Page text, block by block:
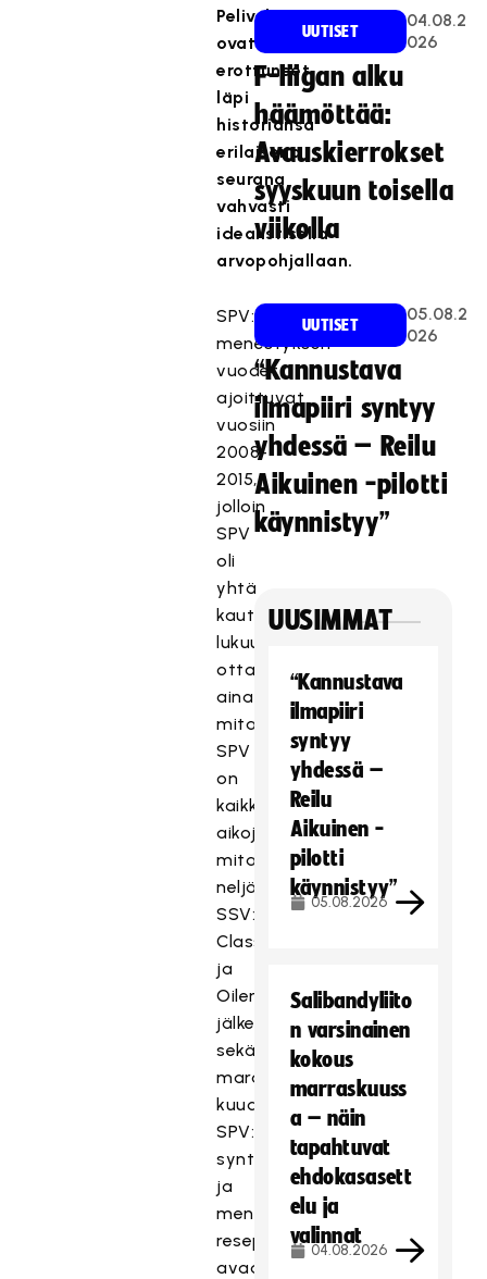
Peliveljet
ovat
erottuneet
läpi
historiansa
erilaisena
seurana
vahvasti
idealistisella
arvopohjallaan.
SPV:n
menestyksen
vuodet
ajoittuvat
vuosiin
2008-
2015,
jolloin
SPV
oli
yhtä
kautta
lukuun
ottamatta
aina
mitaleilla.
SPV
on
kaikkien
aikojen
mitalitaulukon
neljäs,
SSV:n,
Classicin
ja
Oilersin
jälkeen
sekä
maratontaulukon
kuudes.
SPV:n
syntyä
ja
menestyksen
reseptiä
avaa
UUTISET
04.08.2
026
F-liigan alku
häämöttää:
Avauskierrokset
syyskuun toisella
viikolla
UUTISET
05.08.2
026
“Kannustava
ilmapiiri syntyy
yhdessä – Reilu
Aikuinen -pilotti
käynnistyy”
UUSIMMAT
“Kannustava
ilmapiiri
syntyy
yhdessä –
Reilu
Aikuinen -
pilotti
käynnistyy”
05.08.2026
Salibandyliito
n varsinainen
kokous
marraskuuss
a – näin
tapahtuvat
ehdokasasett
elu ja
valinnat
04.08.2026